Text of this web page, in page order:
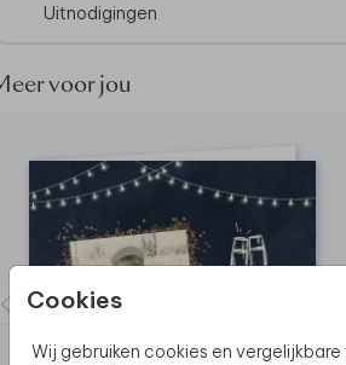
Cookies
Wij gebruiken cookies en
Uitnodigingen
voor jou